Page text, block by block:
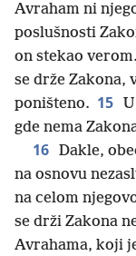
Avraham ni
poslušnosti
on stekao verom.
se drže Zakona,
poništeno. 15
gde nema
16 Dakle,
na osnovu
na celom
se drži Zakona
Avrahama, koji